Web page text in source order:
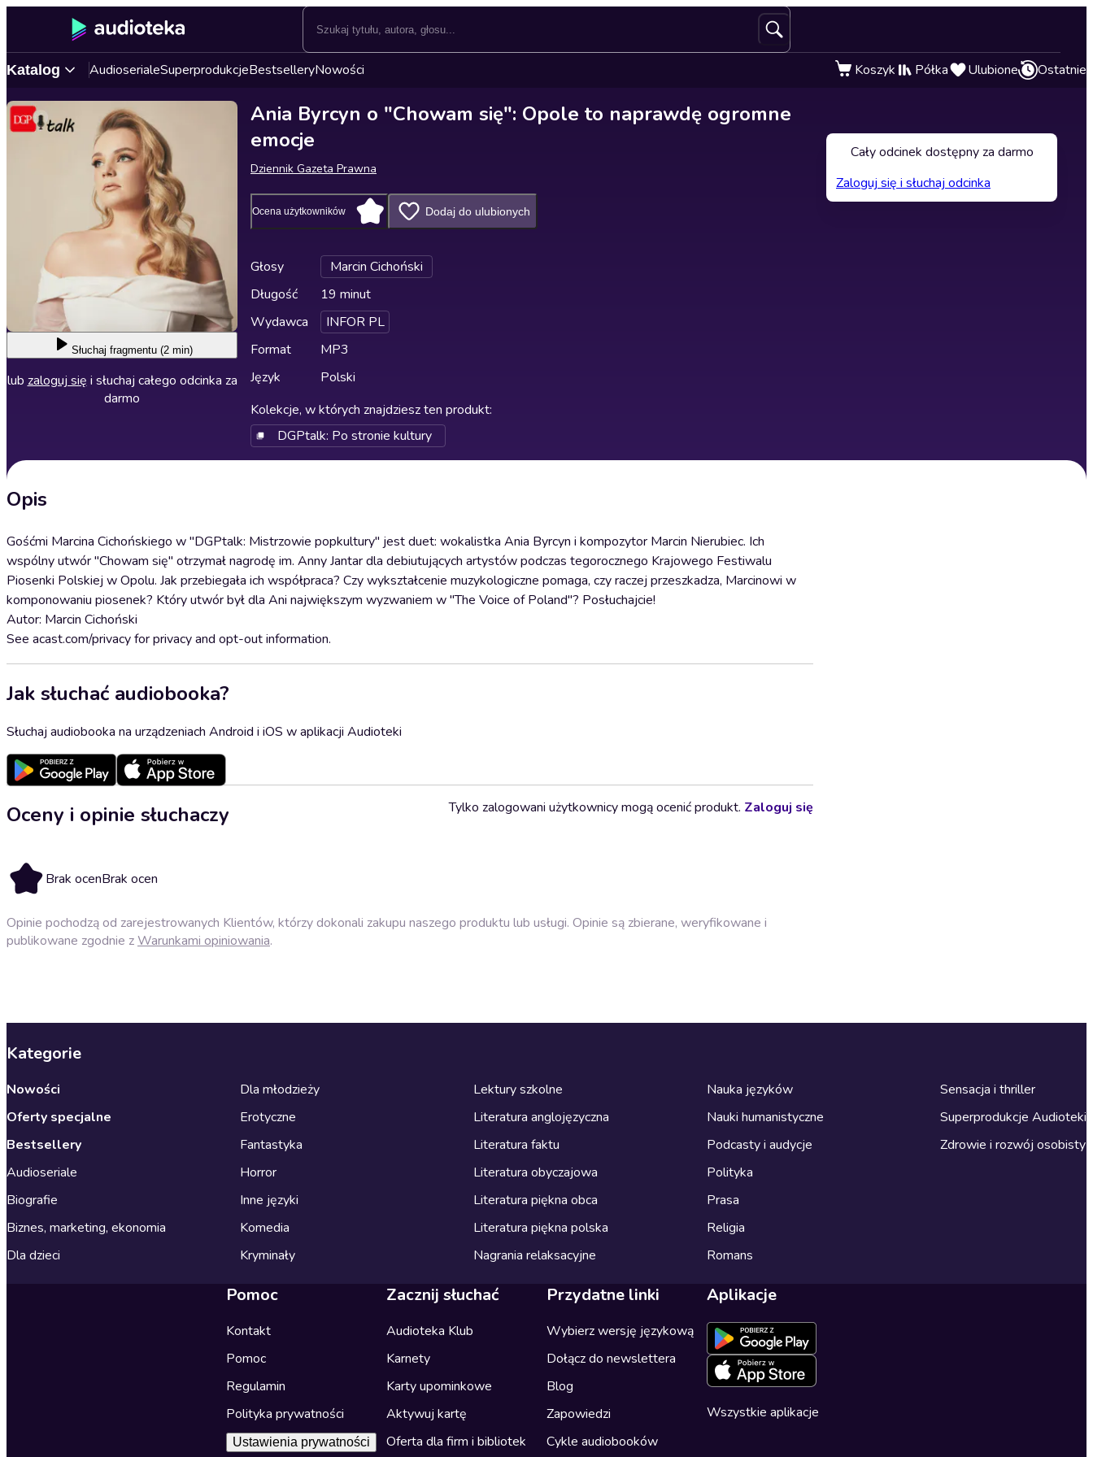
Katalog AudioserialeSuperprodukcjeBestselleryNowości Koszyk Półka Ulubione Ostatnie
Słuchaj fragmentu (2 min)
lub zaloguj się i słuchaj całego odcinka za
darmo
Ania Byrcyn o "Chowam się": Opole to naprawdę ogromne
emocje
Dziennik Gazeta Prawna
Ocena użytkowników Dodaj do ulubionych
Głosy
Marcin Cichoński
Długość
19 minut
Wydawca
INFOR PL
Format
MP3
Język
Polski
Kolekcje, w których znajdziesz ten produkt:
DGPtalk: Po stronie kultury
Opis
Gośćmi Marcina Cichońskiego w "DGPtalk: Mistrzowie popkultury" jest duet: wokalistka Ania Byrcyn i kompozytor Marcin Nierubiec. Ich
wspólny utwór "Chowam się" otrzymał nagrodę im. Anny Jantar dla debiutujących artystów podczas tegorocznego Krajowego Festiwalu
Piosenki Polskiej w Opolu. Jak przebiegała ich współpraca? Czy wykształcenie muzykologiczne pomaga, czy raczej przeszkadza, Marcinowi w
komponowaniu piosenek? Który utwór był dla Ani największym wyzwaniem w "The Voice of Poland"? Posłuchajcie!
Autor: Marcin Cichoński
See acast.com/privacy for privacy and opt-out information.
Jak słuchać audiobooka?
Słuchaj audiobooka na urządzeniach Android i iOS w aplikacji Audioteki
Oceny i opinie słuchaczy
Brak ocenBrak ocen
Tylko zalogowani użytkownicy mogą ocenić produkt. Zaloguj się
Opinie pochodzą od zarejestrowanych Klientów, którzy dokonali zakupu naszego produktu lub usługi. Opinie są zbierane, weryfikowane i
publikowane zgodnie zWarunkami opiniowania.
Cały odcinek dostępny za darmo
Zaloguj się i słuchaj odcinka
Kategorie
Nowości
Oferty specjalne
Bestsellery
Audioseriale
Biografie
Biznes, marketing, ekonomia
Dla dzieci
Dla młodzieży
Erotyczne
Fantastyka
Horror
Inne języki
Komedia
Kryminały
Lektury szkolne
Literatura anglojęzyczna
Literatura faktu
Literatura obyczajowa
Literatura piękna obca
Literatura piękna polska
Nagrania relaksacyjne
Nauka języków
Nauki humanistyczne
Podcasty i audycje
Polityka
Prasa
Religia
Romans
Sensacja i thriller
Superprodukcje Audioteki
Zdrowie i rozwój osobisty
Pomoc
Kontakt
Pomoc
Regulamin
Polityka prywatności
Ustawienia prywatności
Zacznij słuchać
Audioteka Klub
Karnety
Karty upominkowe
Aktywuj kartę
Oferta dla firm i bibliotek
Przydatne linki
Wybierz wersję językową
Dołącz do newslettera
Blog
Zapowiedzi
Cykle audiobooków
Aplikacje
Wszystkie aplikacje